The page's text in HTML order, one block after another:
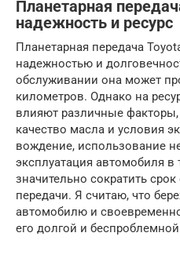
Планетарная
надежность и ресурс
Планетарная передача
надежностью и
обслуживании она может
километров. Однако на
влияют различные
качество масла и условия
вождение, использование
эксплуатация автомобиля в
значительно сократить
передачи. Я считаю, что
автомобилю и
его долгой и